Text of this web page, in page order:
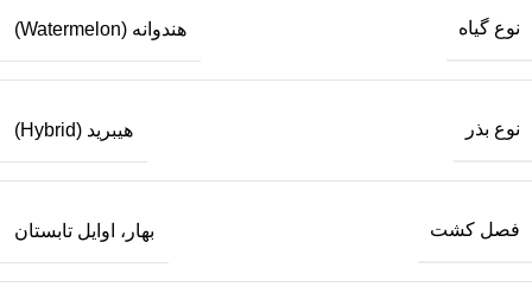
نوع گیاه هندوانه (Watermelon)
نوع بذر هیبرید (Hybrid)
فصل کشت بهار، اوایل تابستان